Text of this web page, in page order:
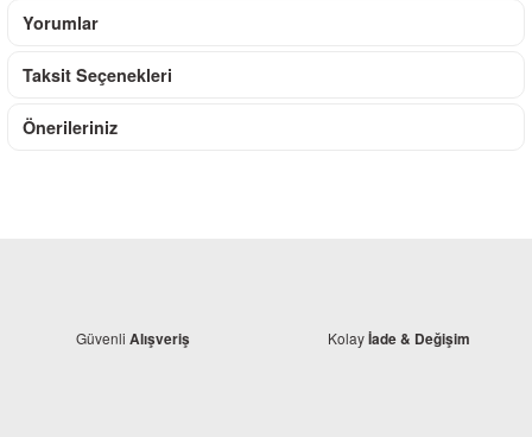
Yorumlar
Taksit Seçenekleri
Önerileriniz
Güvenli Alışveriş Kolayİade & Değişim